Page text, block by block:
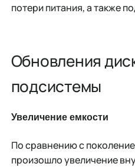
потери питания, а также
Обновления
подсистемы
Увеличение емкости
По сравнению с
произошло увеличение